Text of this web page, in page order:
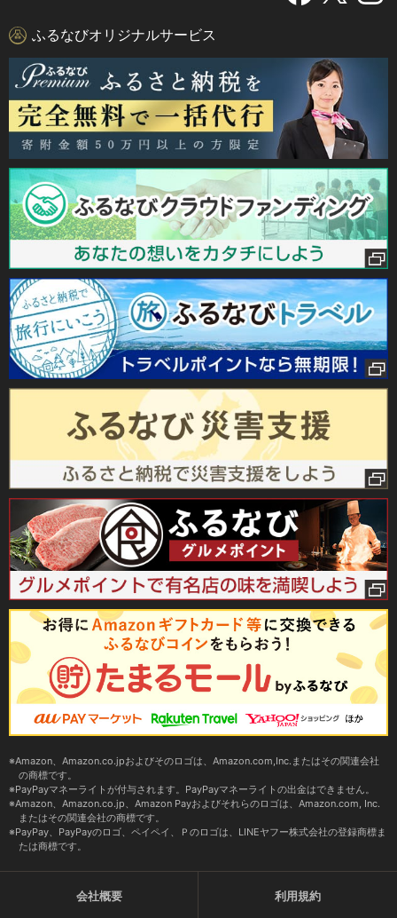
ふるなびオリジナルサービス
Amazon、Amazon.co.jpおよびそのロゴは、Amazon.com,Inc.またはその関連会社
の商標です。
PayPayマネーライトが付与されます。PayPayマネーライトの出金はできません。
Amazon、Amazon.co.jp、Amazon Payおよびそれらのロゴは、Amazon.com, Inc.
またはその関連会社の商標です。
PayPay、PayPayのロゴ、ペイペイ、Ｐのロゴは、LINEヤフー株式会社の登録商標ま
たは商標です。
会社概要 利用規約